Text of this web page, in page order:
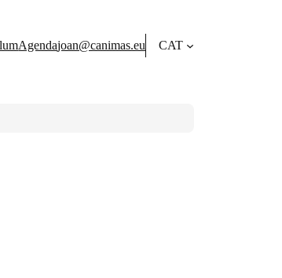
Agendajoan@canimas.eu CAT